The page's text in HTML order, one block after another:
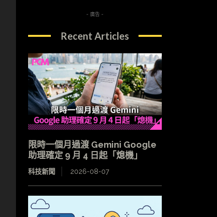
- 廣告 -
Recent Articles
限時一個月過渡 Gemini Google
助理確定 9 月 4 日起「熄機」
科技新聞 2026-08-07